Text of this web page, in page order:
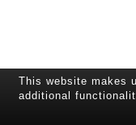
This website makes
additional